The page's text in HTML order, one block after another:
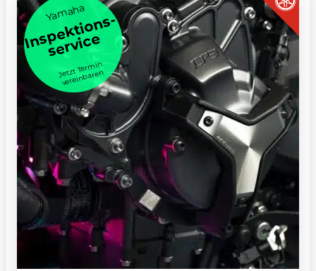
Yamaha
Inspektions-
service
Jetzt Termin
vereinbaren